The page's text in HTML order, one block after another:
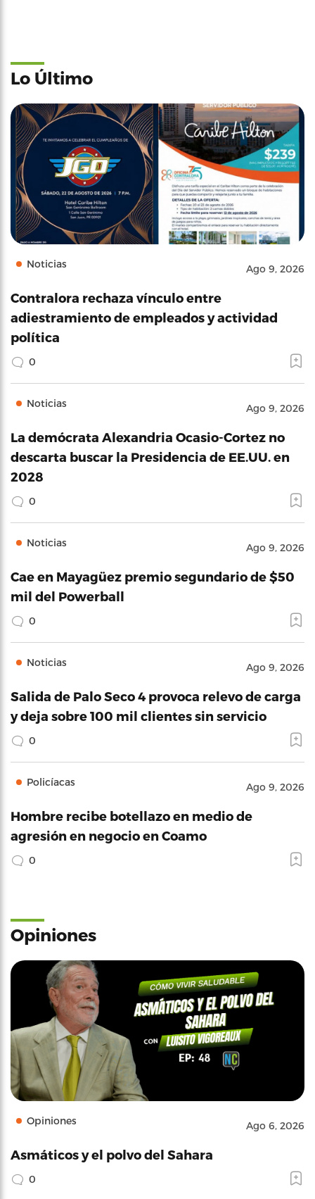
Lo Último
Noticias Ago 9, 2026
Contralora rechaza vínculo entre
adiestramiento de empleados y actividad
política
0
Noticias Ago 9, 2026
La demócrata Alexandria Ocasio-Cortez no
descarta buscar la Presidencia de EE.UU. en
2028
0
Noticias Ago 9, 2026
Cae en Mayagüez premio segundario de $50
mil del Powerball
0
Noticias Ago 9, 2026
Salida de Palo Seco 4 provoca relevo de carga
y deja sobre 100 mil clientes sin servicio
0
Policíacas Ago 9, 2026
Hombre recibe botellazo en medio de
agresión en negocio en Coamo
0
Opiniones
Opiniones Ago 6, 2026
Asmáticos y el polvo del Sahara
0